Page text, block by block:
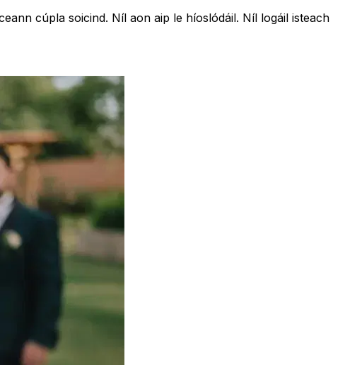
cúpla soicind. Níl aon aip le híoslódáil. Níl logáil isteach